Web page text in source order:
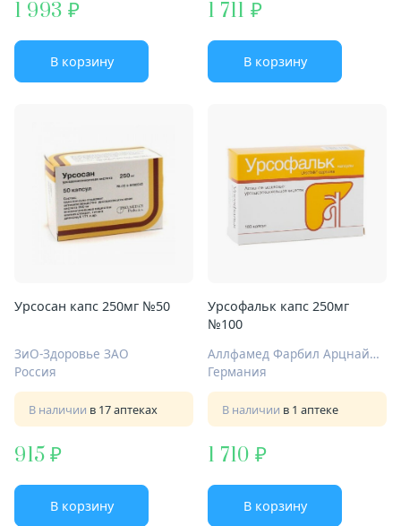
1 993
В корзину
1 711
В корзину
Урсосан капс 250мг №50
ЗиО-Здоровье ЗАО
Россия
В наличии в 17 аптеках
915
В корзину
Урсофальк капс 250мг
№100
Аллфамед Фарбил Арцнаймиттель ГмбХ
Германия
В наличии в 1 аптеке
1 710
В корзину